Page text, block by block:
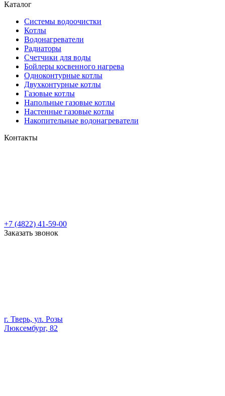
Каталог
Системы водоочистки
Котлы
Водонагреватели
Радиаторы
Cчетчики для воды
Бойлеры косвенного нагрева
Одноконтурные котлы
Двухконтурные котлы
Газовые котлы
Напольные газовые котлы
Настенные газовые котлы
Накопительные водонагреватели
Контакты
+7 (4822) 41-59-00
Заказать звонок
г. Тверь, ул. Розы
Люксембург, 82